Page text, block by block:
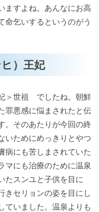
ますよね。あんなにお高
命乞いするというのがう
）王妃
＞世祖 でしたね。朝鮮
罪悪感に悩まされたと伝
。そのあたりが今回の終
いためにめっきりとやつ
病にも苦しまされていた
マにも治療のために温泉
たスンユと子供を目に
きセリョンの姿を目にし
ていました。温泉よりも